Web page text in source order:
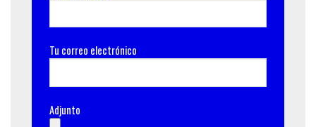
Tu correo electrónico
Adjunto